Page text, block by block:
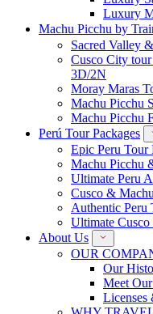
Luxury
Machu Picchu by
Sacred Valley
Cusco City
3D/2N
Moray Maras
Machu Picchu
Machu Picchu
Perú Tour Packages
Epic Peru Tour
Machu Picchu
Ultimate Peru
Cusco &
Authentic Peru
Ultimate
About Us
OUR
Our
Meet
Licenses